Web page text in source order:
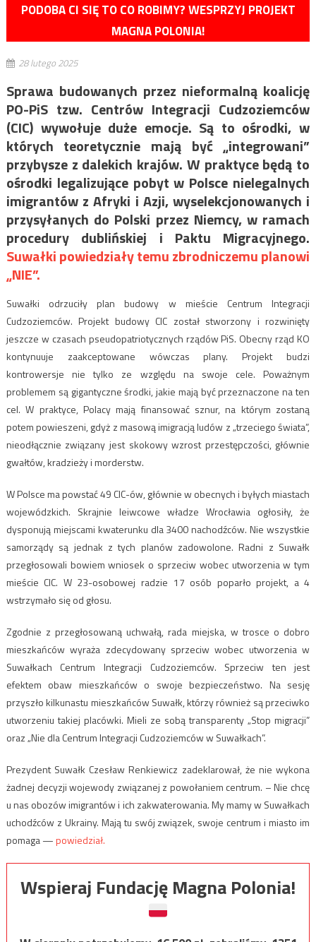
PODOBA CI SIĘ TO CO ROBIMY? WESPRZYJ PROJEKT
MAGNA POLONIA!
28 lutego 2025
Sprawa budowanych przez nieformalną koalicję
PO-PiS tzw. Centrów Integracji Cudzoziemców
(CIC) wywołuje duże emocje. Są to ośrodki, w
których teoretycznie mają być „integrowani”
przybysze z dalekich krajów. W praktyce będą to
ośrodki legalizujące pobyt w Polsce nielegalnych
imigrantów z Afryki i Azji, wyselekcjonowanych i
przysyłanych do Polski przez Niemcy, w ramach
procedury dublińskiej i Paktu Migracyjnego.
Suwałki powiedziały temu zbrodniczemu planowi
„NIE”.
Suwałki odrzuciły plan budowy w mieście Centrum Integracji
Cudzoziemców. Projekt budowy CIC został stworzony i rozwinięty
jeszcze w czasach pseudopatriotycznych rządów PiS. Obecny rząd KO
kontynuuje zaakceptowane wówczas plany. Projekt budzi
kontrowersje nie tylko ze względu na swoje cele. Poważnym
problemem są gigantyczne środki, jakie mają być przeznaczone na ten
cel. W praktyce, Polacy mają finansować sznur, na którym zostaną
potem powieszeni, gdyż z masową imigracją ludów z „trzeciego świata”,
nieodłącznie związany jest skokowy wzrost przestępczości, głównie
gwałtów, kradzieży i morderstw.
W Polsce ma powstać 49 CIC-ów, głównie w obecnych i byłych miastach
wojewódzkich. Skrajnie leiwcowe władze Wrocławia ogłosiły, że
dysponują miejscami kwaterunku dla 3400 nachodźców. Nie wszystkie
samorządy są jednak z tych planów zadowolone. Radni z Suwałk
przegłosowali bowiem wniosek o sprzeciw wobec utworzenia w tym
mieście CIC. W 23-osobowej radzie 17 osób poparło projekt, a 4
wstrzymało się od głosu.
Zgodnie z przegłosowaną uchwałą, rada miejska, w trosce o dobro
mieszkańców wyraża zdecydowany sprzeciw wobec utworzenia w
Suwałkach Centrum Integracji Cudzoziemców. Sprzeciw ten jest
efektem obaw mieszkańców o swoje bezpieczeństwo. Na sesję
przyszło kilkunastu mieszkańców Suwałk, którzy również są przeciwko
utworzeniu takiej placówki. Mieli ze sobą transparenty „Stop migracji”
oraz „Nie dla Centrum Integracji Cudzoziemców w Suwałkach”.
Prezydent Suwałk Czesław Renkiewicz zadeklarował, że nie wykona
żadnej decyzji wojewody związanej z powołaniem centrum. – Nie chcę
u nas obozów imigrantów i ich zakwaterowania. My mamy w Suwałkach
uchodźców z Ukrainy. Mają tu swój związek, swoje centrum i miasto im
pomaga —powiedział.
Wspieraj Fundację Magna Polonia!